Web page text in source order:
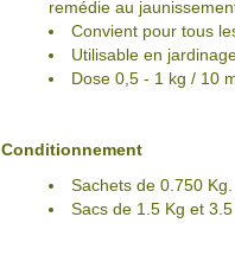
remédie au
Convient pour tous
Utilisable en
Dose 0,5 - 1 kg / 10
Conditionnement
Sachets de 0.750 Kg.
Sacs de 1.5 Kg et 3.5